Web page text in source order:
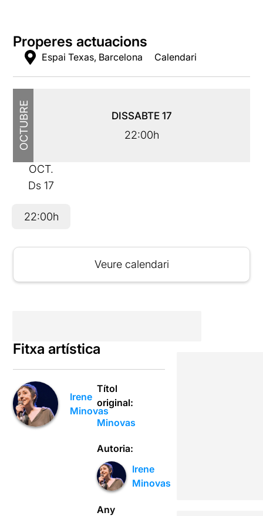
Properes actuacions
Espai Texas, Barcelona Calendari
OCTUBRE DISSABTE 17
22:00h
OCT.
Ds17
22:00h
Veure calendari
Fitxa artística
Irene
Minovas
Títol
original:
Minovas
Autoria:
Irene
Minovas
Any